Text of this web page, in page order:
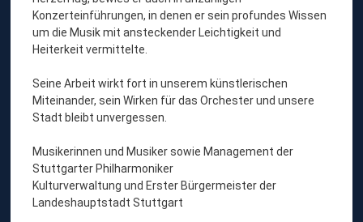
Konzerteinführungen, in denen er sein profundes Wissen
um die Musik mit ansteckender Leichtigkeit und
Heiterkeit vermittelte.
Seine Arbeit wirkt fort in unserem künstlerischen
Miteinander, sein Wirken für das Orchester und unsere
Stadt bleibt unvergessen.
Musikerinnen und Musiker sowie Management der
Stuttgarter Philharmoniker
Kulturverwaltung und Erster Bürgermeister der
Landeshauptstadt Stuttgart